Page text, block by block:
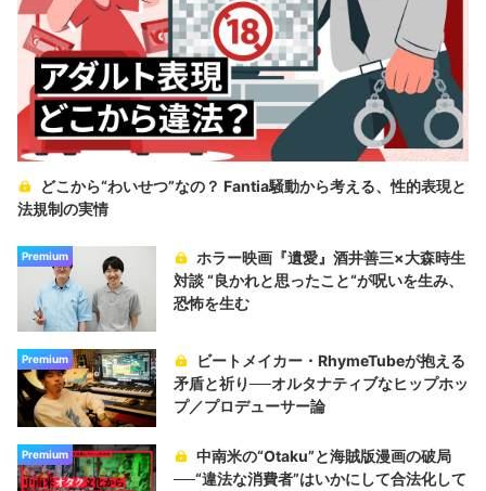
どこから“わいせつ”なの？ Fantia騒動から考える、性的表現と
法規制の実情
Premium
ホラー映画『遺愛』酒井善三×大森時生
対談 “良かれと思ったこと“が呪いを生み、
恐怖を生む
Premium
ビートメイカー・RhymeTubeが抱える
矛盾と祈り──オルタナティブなヒップホッ
プ／プロデューサー論
Premium
中南米の“Otaku”と海賊版漫画の破局
──“違法な消費者”はいかにして合法化して